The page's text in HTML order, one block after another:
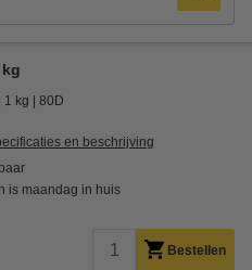
1 kg 80D
en beschrijving
is maandag in huis
Bestellen